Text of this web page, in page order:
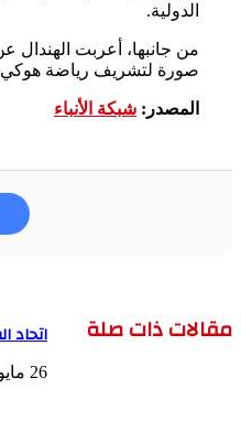
الدولية.
من جانبها، أعربت الهندال
صورة لتشريف رياضة هوكي
المصدر: شبكة الأنباء
مقالات ذات صلة اتحاد
26 مايو، 2021